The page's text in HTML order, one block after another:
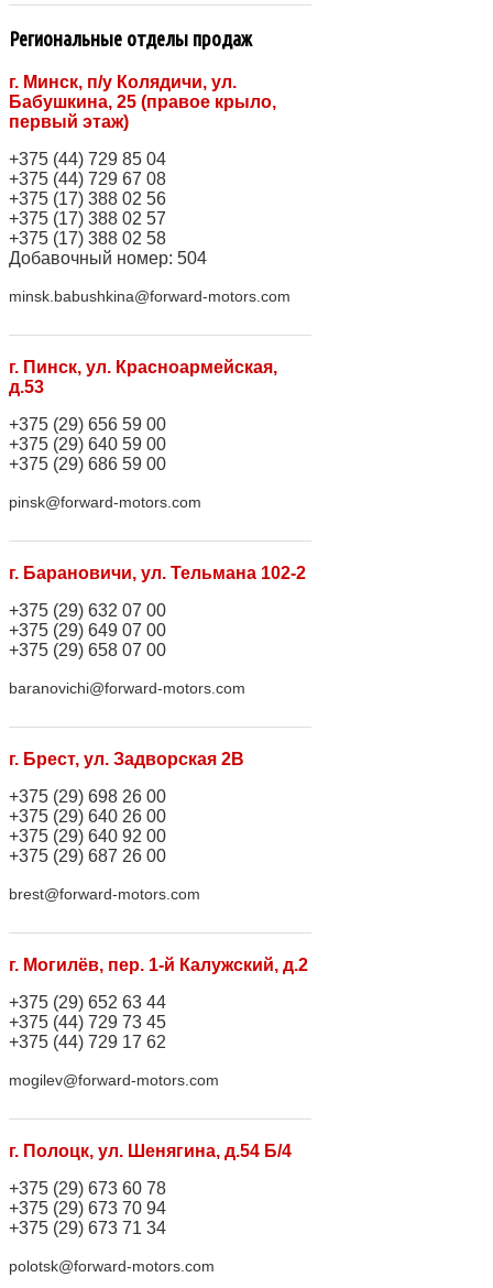
Региональные отделы продаж
г. Минск, п/у Колядичи, ул.
Бабушкина, 25 (правое крыло,
первый этаж)
+375 (44) 729 85 04
+375 (44) 729 67 08
+375 (17) 388 02 56
+375 (17) 388 02 57
+375 (17) 388 02 58
Добавочный номер: 504
minsk.babushkina@forward-motors.com
г. Пинск, ул. Красноармейская,
д.53
+375 (29) 656 59 00
+375 (29) 640 59 00
+375 (29) 686 59 00
pinsk@forward-motors.com
г. Барановичи, ул. Тельмана 102-2
+375 (29) 632 07 00
+375 (29) 649 07 00
+375 (29) 658 07 00
baranovichi@forward-motors.com
г. Брест, ул. Задворская 2В
+375 (29) 698 26 00
+375 (29) 640 26 00
+375 (29) 640 92 00
+375 (29) 687 26 00
brest@forward-motors.com
г. Могилёв, пер. 1-й Калужский, д.2
+375 (29) 652 63 44
+375 (44) 729 73 45
+375 (44) 729 17 62
mogilev@forward-motors.com
г. Полоцк, ул. Шенягина, д.54 Б/4
+375 (29) 673 60 78
+375 (29) 673 70 94
+375 (29) 673 71 34
polotsk@forward-motors.com